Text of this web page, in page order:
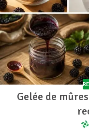
Gelée de